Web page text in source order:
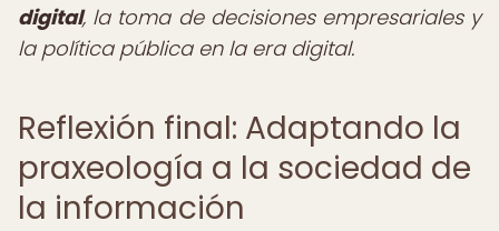
digital, la toma de decisiones empresariales y
la política pública en la era digital.
Reflexión final: Adaptando la
praxeología a la sociedad de
la información